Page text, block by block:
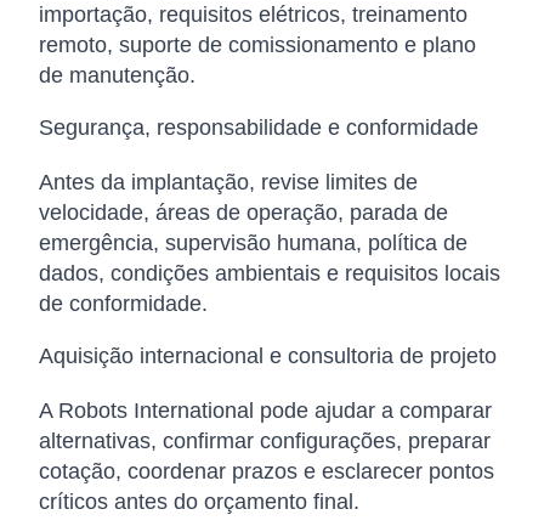
importação, requisitos elétricos, treinamento
remoto, suporte de comissionamento e plano
de manutenção.
Segurança, responsabilidade e conformidade
Antes da implantação, revise limites de
velocidade, áreas de operação, parada de
emergência, supervisão humana, política de
dados, condições ambientais e requisitos locais
de conformidade.
Aquisição internacional e consultoria de projeto
A Robots International pode ajudar a comparar
alternativas, confirmar configurações, preparar
cotação, coordenar prazos e esclarecer pontos
críticos antes do orçamento final.